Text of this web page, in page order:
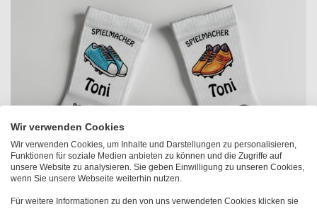
Wir verwenden Cookies
Wir verwenden Cookies, um Inhalte und Darstellungen zu personalisieren,
Funktionen für soziale Medien anbieten zu können und die Zugriffe auf
unsere Website zu analysieren. Sie geben Einwilligung zu unseren Cookies,
wenn Sie unsere Webseite weiterhin nutzen.
Für weitere Informationen zu den von uns verwendeten Cookies klicken sie